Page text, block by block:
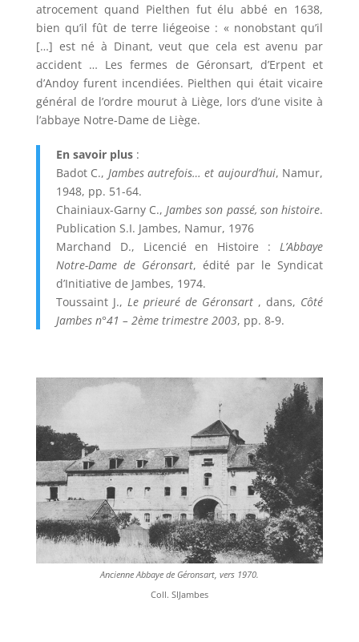
atrocement quand Pielthen fut élu abbé en 1638,
bien qu’il fût de terre liégeoise : « nonobstant qu’il
[…] est né à Dinant, veut que cela est avenu par
accident … Les fermes de Géronsart, d’Erpent et
d’Andoy furent incendiées. Pielthen qui était vicaire
général de l’ordre mourut à Liège, lors d’une visite à
l’abbaye Notre-Dame de Liège.
En savoir plus:
Badot C., Jambes autrefois… et aujourd’hui, Namur,
1948, pp. 51-64.
Chainiaux-Garny C.,Jambes son passé, son histoire.
Publication S.I. Jambes, Namur, 1976
Marchand D., Licencié en Histoire :L’Abbaye
Notre-Dame de Géronsart, édité par le Syndicat
d’Initiative de Jambes, 1974.
Toussaint J., Le prieuré de Géronsart , dans, Côté
Jambes n°41 – 2ème trimestre 2003, pp. 8-9.
Ancienne Abbaye de Géronsart, vers 1970.
Coll. SIJambes